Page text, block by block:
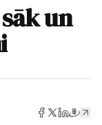
un